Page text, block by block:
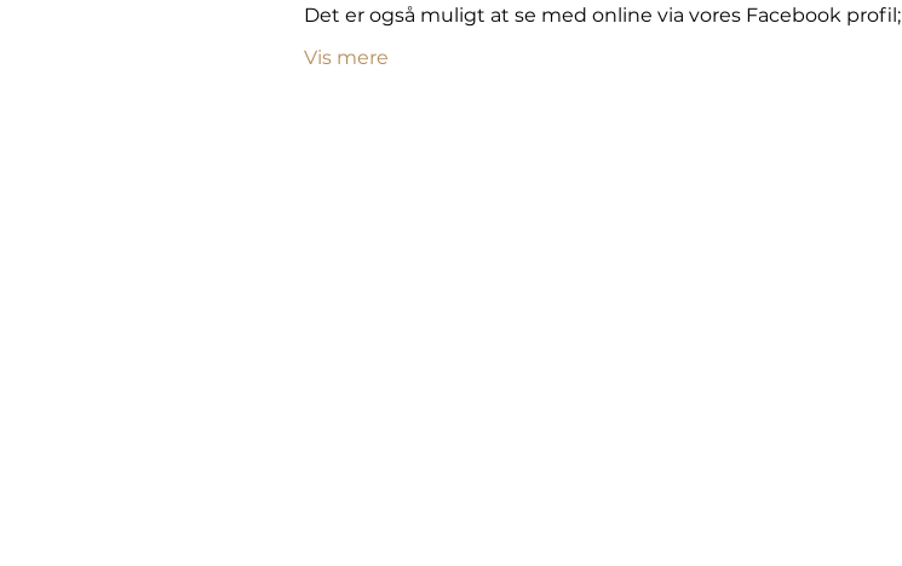
Det er også muligt at se med online via vores Facebook profil;
Vis mere